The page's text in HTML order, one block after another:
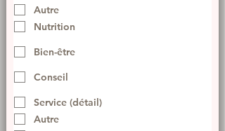
Autre
Nutrition
Bien-être
Conseil
Service (détail)
Autre